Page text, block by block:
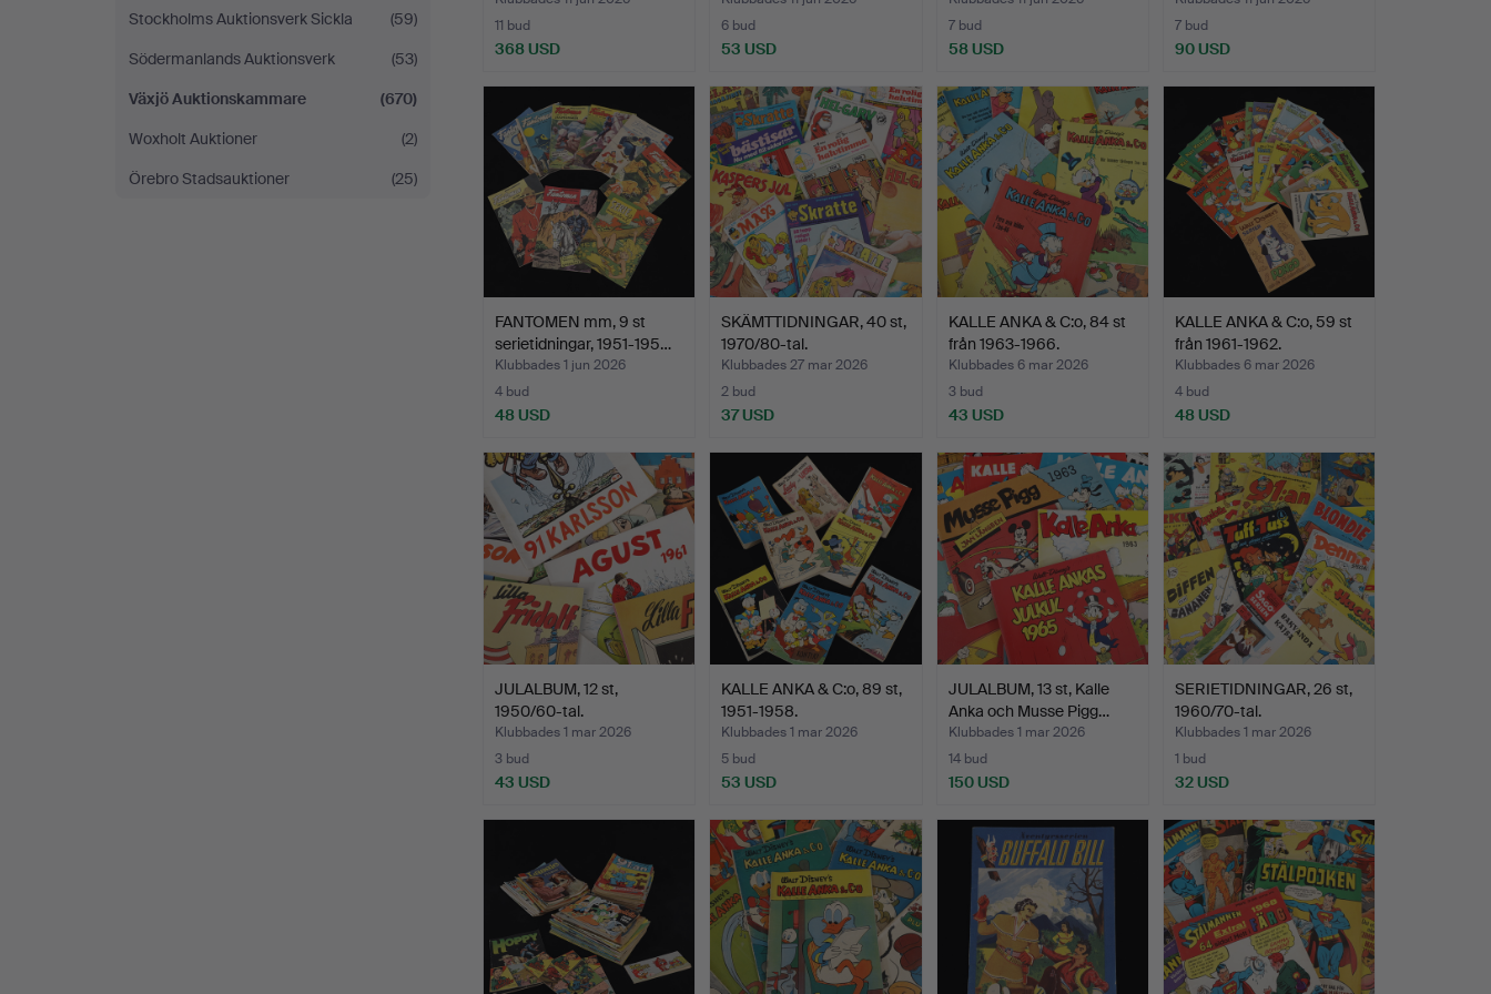
Stockholms Auktionsverk Sickla
(59)
Södermanlands Auktionsverk
(53)
Växjö Auktionskammare
(670)
Woxholt Auktioner
(2)
Örebro Stadsauktioner
(25)
11 bud
368 USD
6 bud
53 USD
föremål
7 bud
58 USD
föremål
7 bud
90 USD
FANTOMEN mm, 9 st
serietidningar, 1951-195…
Klubbades 1 jun 2026
4 bud
48 USD
SKÄMTTIDNINGAR, 40 st,
1970/80-tal.
Klubbades 27 mar 2026
2 bud
37 USD
KALLE ANKA & C:o, 84 st
från 1963-1966.
Klubbades 6 mar 2026
3 bud
43 USD
KALLE ANKA & C:o, 59 st
från 1961-1962.
Klubbades 6 mar 2026
4 bud
48 USD
JULALBUM, 12 st,
1950/60-tal.
Klubbades 1 mar 2026
3 bud
43 USD
KALLE ANKA & C:o, 89 st,
1951-1958.
Klubbades 1 mar 2026
5 bud
53 USD
JULALBUM, 13 st, Kalle
Anka och Musse Pigg…
Klubbades 1 mar 2026
14 bud
150 USD
SERIETIDNINGAR, 26 st,
1960/70-tal.
Klubbades 1 mar 2026
1 bud
32 USD